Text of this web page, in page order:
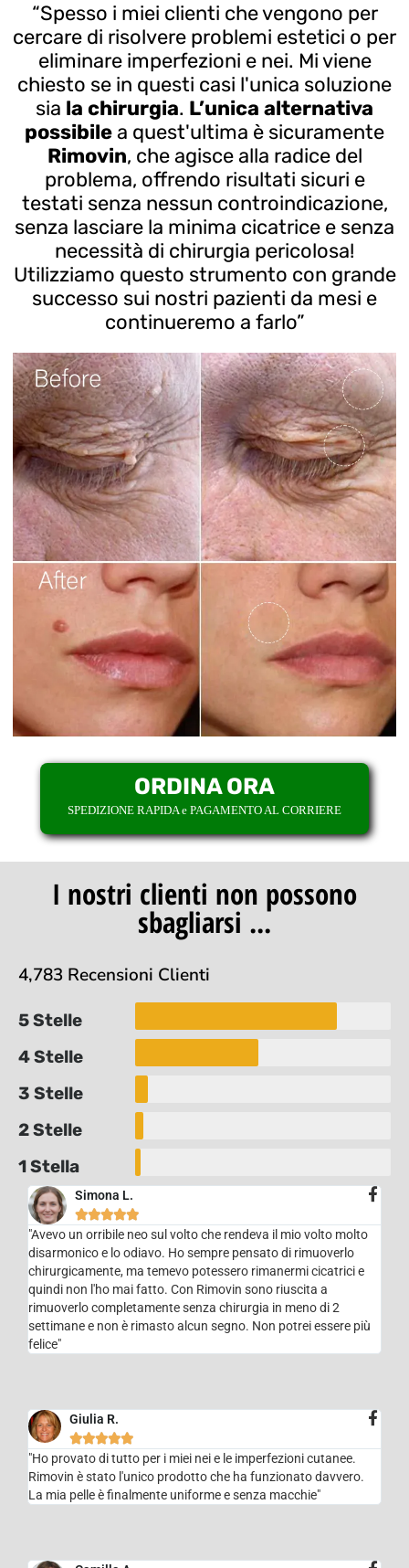
“Spesso i miei clienti che vengono per
cercare di risolvere problemi estetici o per
eliminare imperfezioni e nei. Mi viene
chiesto se in questi casi l'unica soluzione
sia la chirurgia. L’unica alternativa
possibilea quest'ultima è sicuramente
Rimovin, che agisce alla radice del
problema, offrendo risultati sicuri e
testati senza nessun controindicazione,
senza lasciare la minima cicatrice e senza
necessità di chirurgia pericolosa!
Utilizziamo questo strumento con grande
successo sui nostri pazienti da mesi e
continueremo a farlo”
ORDINA ORA
SPEDIZIONE RAPIDA e PAGAMENTO AL CORRIERE
I nostri clienti non possono
sbagliarsi ...
4,783 Recensioni Clienti
5 Stelle
4 Stelle
3 Stelle
2 Stelle
1 Stella
Simona L.

"Avevo un orribile neo sul volto che rendeva il mio volto molto
disarmonico e lo odiavo. Ho sempre pensato di rimuoverlo
chirurgicamente, ma temevo potessero rimanermi cicatrici e
quindi non l'ho mai fatto. Con Rimovin sono riuscita a
rimuoverlo completamente senza chirurgia in meno di 2
settimane e non è rimasto alcun segno. Non potrei essere più
felice"
Giulia R.

"Ho provato di tutto per i miei nei e le imperfezioni cutanee.
Rimovin è stato l'unico prodotto che ha funzionato davvero.
La mia pelle è finalmente uniforme e senza macchie"